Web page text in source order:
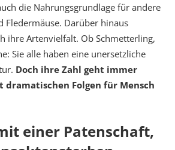
die Nahrungsgrundlage für andere
Fledermäuse. Darüber hinaus
ihre Artenvielfalt. Ob Schmetterling,
Sie alle haben eine unersetzliche
Doch ihre Zahl geht immer
dramatischen Folgen für Mensch
einer Patenschaft,